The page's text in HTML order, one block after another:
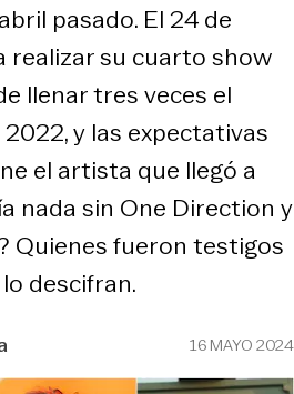
pasado. El 24 de
realizar su cuarto show
llenar tres veces el
y las expectativas
el artista que llegó a
nada sin One Direction y
Quienes fueron testigos
descifran.
16 MAYO 2024